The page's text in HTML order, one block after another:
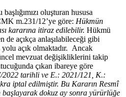
oluşturan hususa
m.231/12’ye göre: Hükmün
kararına itiraz edilebilir. Hükmü
de açıkça anlaşılabileceği gibi
açık olmaktadır. Ancak
mevzuat değişikliklerini takip
çıkan ibareye göre
2022 tarihli ve E.: 2021/121, K.:
iptal edilmiştir. Bu Kararın Resmî
başlayarak dokuz ay sonra yürürlüğe